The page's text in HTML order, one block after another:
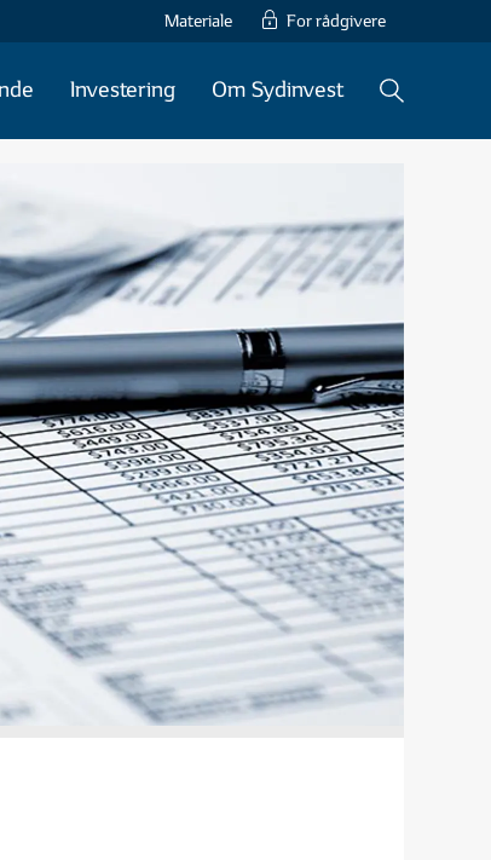
Materiale For rådgivere
Investering Om Sydinvest